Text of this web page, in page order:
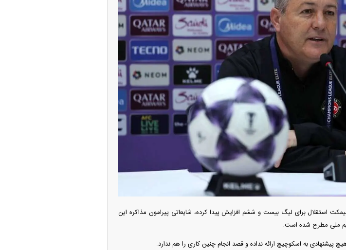
استقلال برای لیگ بیست و ششم افزایش پیدا کرده، شایعاتی پیرامون مذاکره این
تیم ملی مطرح شده است.
پیشنهادی به اسکوچیچ ارائه نداده و قصد انجام چنین کاری را هم ندارد.
پاک‌ نژاد؛ از افت شدید
بازی با عزل و نصب‌ها
پیش‌بینی بورس امروز دوشنبه ۱۲ مرداد ماه
۱۴۰۵
چینی به اروپا؛ آیا
نجات پیدا می‌کنند؟
واردات خودرو از منطقه آزاد تهران؛ مناظره
داغی که بازار خودرو را تحت تأثیر قرار داد